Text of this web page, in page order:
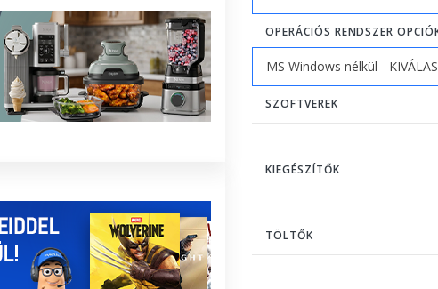
OPERÁCIÓS RENDSZER
SZOFTVEREK
KIEGÉSZÍTŐK
TÖLTŐK